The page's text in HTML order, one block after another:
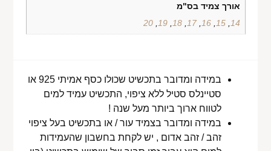
אורך צמיד בס"מ
14
15
16
17
18
19
20
במידה ומדובר בתכשיט שכולו כסף אמיתי 925 או
סטיינלס סטיל ללא ציפוי, התכשיט עמיד למים
לטווח ארוך ביותר מעל שנה !
במידה ומדובר בצמיד עור / או בתכשיט בעל ציפוי
זהב / זהב אדום , יש לקחת בחשבון שהעמידות